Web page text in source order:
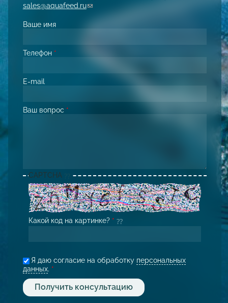
sales@aquafeed.ru(link sends e-mail)
Ваше имя
Телефон *
E-mail
Ваш вопрос *
CAPTCHA
Какой код на картинке? *
Я даю согласие на обработку персональных
данных. *